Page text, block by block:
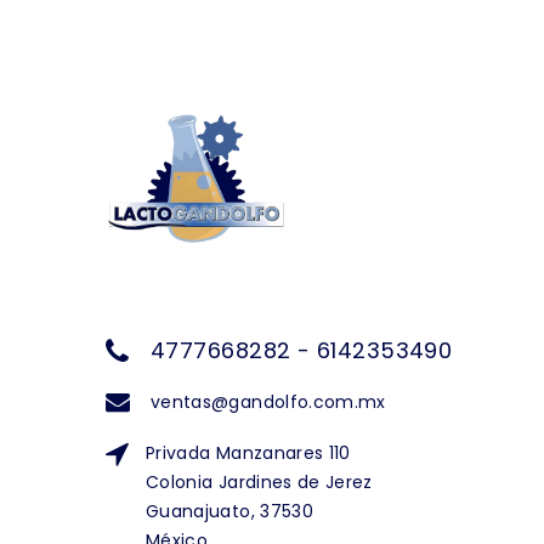
4777668282 - 6142353490
ventas@gandolfo.com.mx
Privada Manzanares 110
Colonia Jardines de Jerez
Guanajuato, 37530